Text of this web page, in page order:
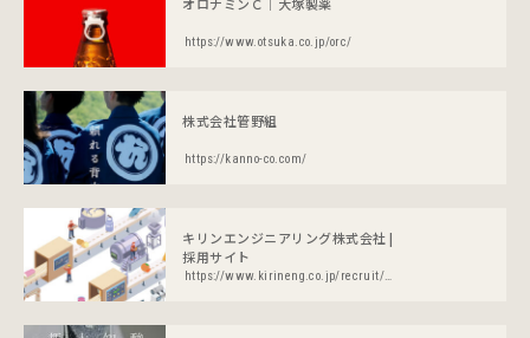
オロナミンＣ｜大塚製薬
https://www.otsuka.co.jp/orc/
株式会社管野組
https://kanno-co.com/
キリンエンジニアリング株式会社 |
採用サイト
https://www.kirineng.co.jp/recruit/new-graduate/